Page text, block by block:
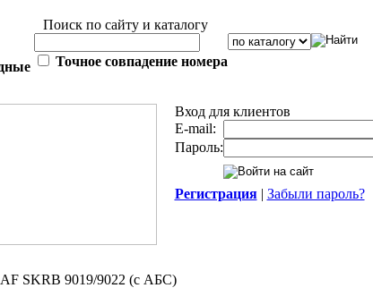
Поиск по сайту и каталогу
Точное совпадение номера
Вход для клиентов
E-mail:
Пароль:
Регистрация| Забыли пароль?
SKRB 9019/9022 (с АБС)